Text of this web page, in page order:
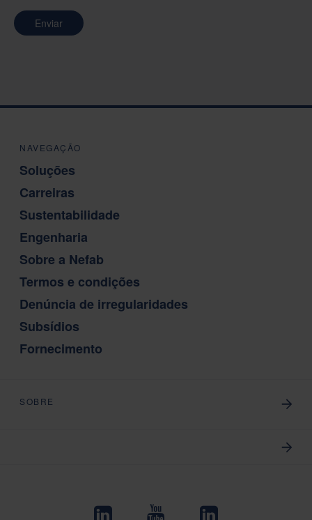
Enviar
NAVEGAÇÃO
Soluções
Carreiras
Sustentabilidade
Engenharia
Sobre a Nefab
Termos e condições
Denúncia de irregularidades
Subsídios
Fornecimento
SOBRE